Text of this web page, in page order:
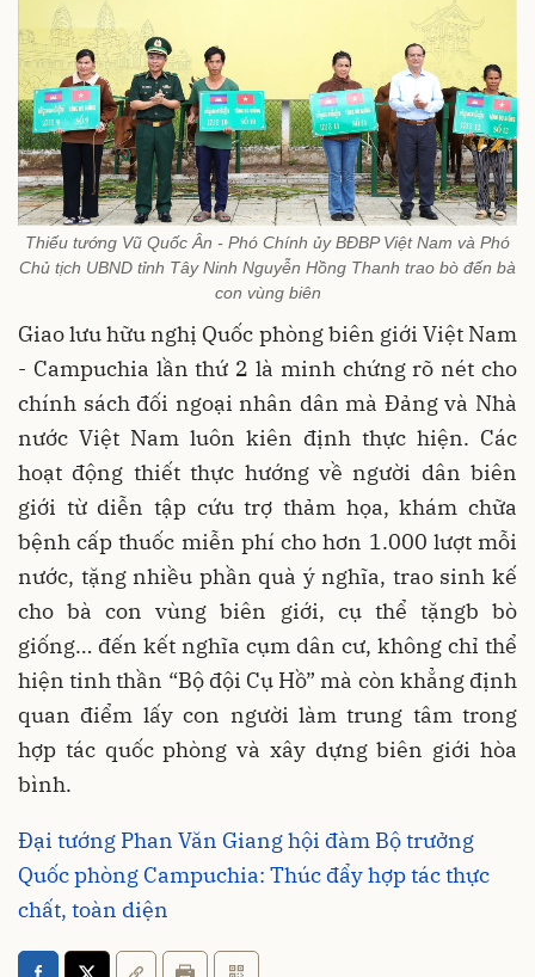
Thiếu tướng Vũ Quốc Ân - Phó Chính ủy BĐBP Việt Nam và Phó
Chủ tịch UBND tỉnh Tây Ninh Nguyễn Hồng Thanh trao bò đến bà
con vùng biên
Giao lưu hữu nghị Quốc phòng biên giới Việt Nam
- Campuchia lần thứ 2 là minh chứng rõ nét cho
chính sách đối ngoại nhân dân mà Đảng và Nhà
nước Việt Nam luôn kiên định thực hiện. Các
hoạt động thiết thực hướng về người dân biên
giới từ diễn tập cứu trợ thảm họa, khám chữa
bệnh cấp thuốc miễn phí cho hơn 1.000 lượt mỗi
nước, tặng nhiều phần quà ý nghĩa, trao sinh kế
cho bà con vùng biên giới, cụ thể tặngb bò
giống… đến kết nghĩa cụm dân cư, không chỉ thể
hiện tinh thần “Bộ đội Cụ Hồ” mà còn khẳng định
quan điểm lấy con người làm trung tâm trong
hợp tác quốc phòng và xây dựng biên giới hòa
bình.
Đại tướng Phan Văn Giang hội đàm Bộ trưởng
Quốc phòng Campuchia: Thúc đẩy hợp tác thực
chất, toàn diện